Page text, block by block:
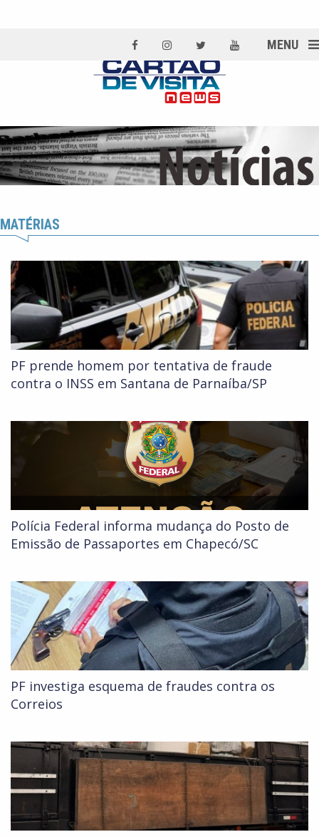
MENU
MATÉRIAS
PF prende homem por tentativa de fraude
contra o INSS em Santana de Parnaíba/SP
Polícia Federal informa mudança do Posto de
Emissão de Passaportes em Chapecó/SC
PF investiga esquema de fraudes contra os
Correios